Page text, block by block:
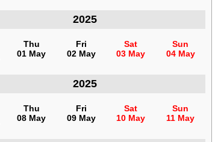
التشيك
Thu
01 May
Fri
02 May
Sat
03 May
Sun
04 May
التشيك
Thu
08 May
Fri
09 May
Sat
10 May
Sun
11 May
2025
Thu
01 May
Fri
02 May
Sat
03 May
Sun
04 May
2025
Thu
08 May
Fri
09 May
Sat
10 May
Sun
11 May